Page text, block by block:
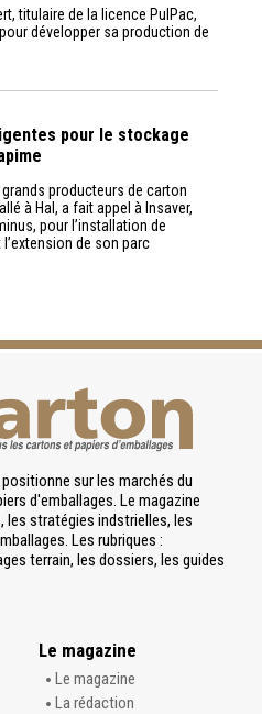
titulaire de la licence PulPac,
développer sa production de
pour le stockage
grands producteurs de carton
à Hal, a fait appel à Insaver,
pour l’installation de
de son parc
sur les marchés du
d'emballages. Le magazine
les stratégies indstrielles, les
Les rubriques :
terrain, les dossiers, les guides
Le magazine
Le magazine
La rédaction